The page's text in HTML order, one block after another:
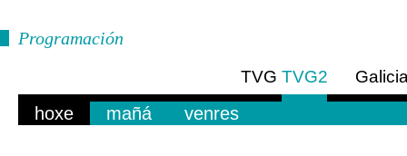
Programación
TVG TVG2
hoxe mañá venres